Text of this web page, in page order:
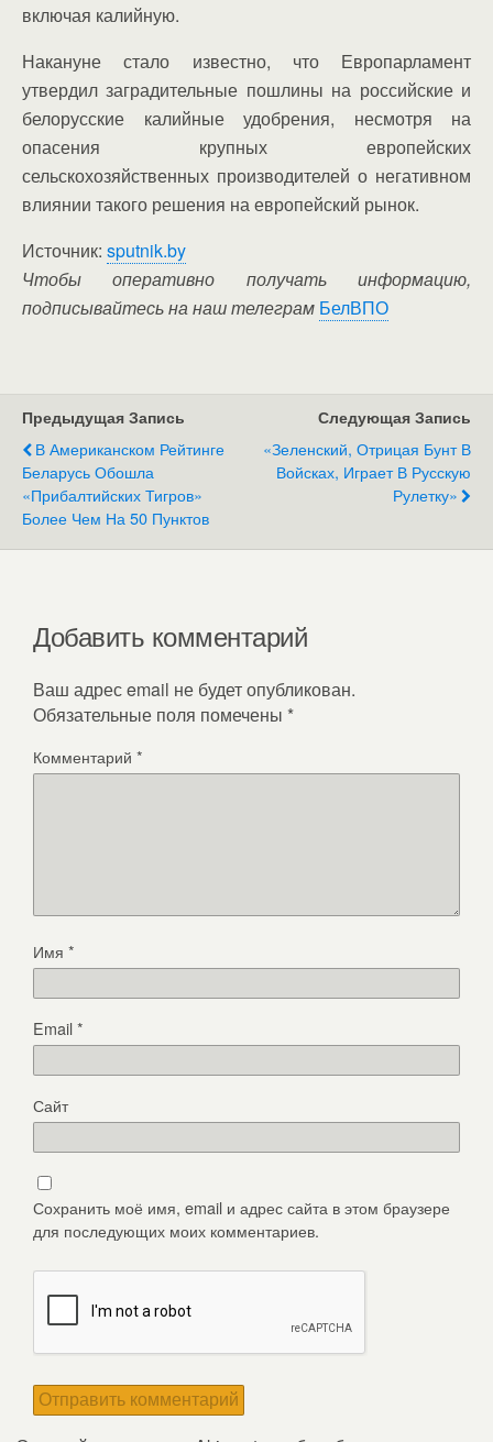
включая калийную.
Накануне стало известно, что Европарламент
утвердил заградительные пошлины на российские и
белорусские калийные удобрения, несмотря на
опасения крупных европейских
сельскохозяйственных производителей о негативном
влиянии такого решения на европейский рынок.
Источник: sputnik.by
Чтобы оперативно получать информацию,
подписывайтесь на наш телеграм БелВПО
Предыдущая Запись
В Американском Рейтинге
Беларусь Обошла
«прибалтийских Тигров»
Более Чем На 50 Пунктов
Следующая Запись
«Зеленский, Отрицая Бунт В
Войсках, Играет В Русскую
Рулетку»
Добавить комментарий
Ваш адрес email не будет опубликован.
Обязательные поля помечены *
Комментарий *
Имя *
Email*
Сайт
Сохранить моё имя, email и адрес сайта в этом браузере
для последующих моих комментариев.